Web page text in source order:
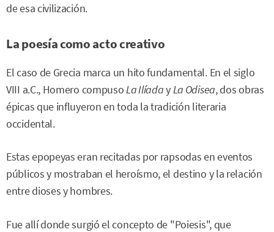
de esa civilización.
La poesía como acto creativo
El caso de Grecia marca un hito fundamental. En el siglo
VIII a.C., Homero compusoLa IlíadayLa Odisea, dos obras
épicas que influyeron en toda la tradición literaria
occidental.
Estas epopeyas eran recitadas por rapsodas en eventos
públicos y mostraban el heroísmo, el destino y la relación
entre dioses y hombres.
Fue allí donde surgió el concepto de "Poiesis", que